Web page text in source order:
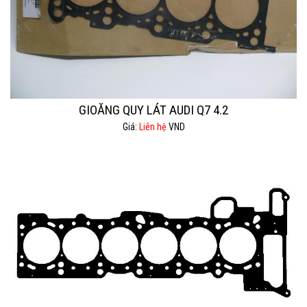
GIOĂNG QUY LÁT AUDI Q7 4.2
Giá: Liên hệ VND